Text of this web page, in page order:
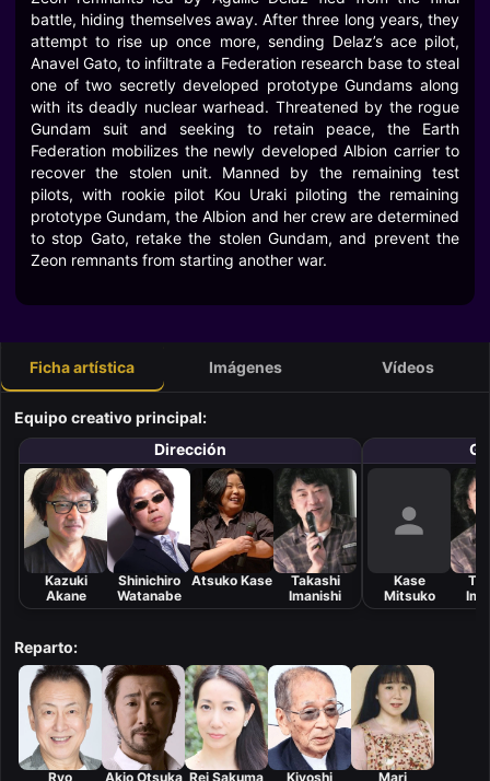
battle, hiding themselves away. After three long years, they
attempt to rise up once more, sending Delaz’s ace pilot,
Anavel Gato, to infiltrate a Federation research base to steal
one of two secretly developed prototype Gundams along
with its deadly nuclear warhead. Threatened by the rogue
Gundam suit and seeking to retain peace, the Earth
Federation mobilizes the newly developed Albion carrier to
recover the stolen unit. Manned by the remaining test
pilots, with rookie pilot Kou Uraki piloting the remaining
prototype Gundam, the Albion and her crew are determined
to stop Gato, retake the stolen Gundam, and prevent the
Zeon remnants from starting another war.
Ficha artística Imágenes Vídeos
Equipo creativo principal:
Dirección
Kazuki
Akane
Shinichiro
Watanabe
Atsuko Kase
Takashi
Imanishi
Kase
Mitsuko
Reparto:
Ryo Akio Otsuka Rei Sakuma Kiyoshi Mari